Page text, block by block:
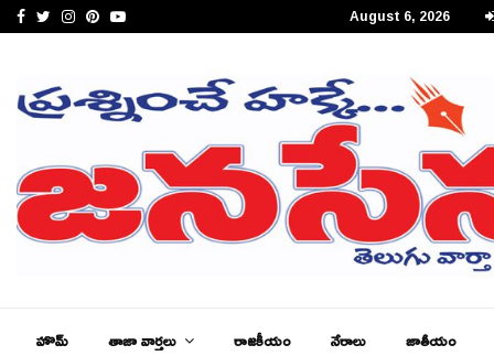
Facebook
Twitter
Instagram
Pinterest
Youtube August 6, 2026
జనసేన తెలుగు న్యూస్ ఆంధ్రప్రదేశ్ ఈ – పేపర్,…
హొమ్ తాజా వార్తలు రాజకీయం నేరాలు జాతీయం